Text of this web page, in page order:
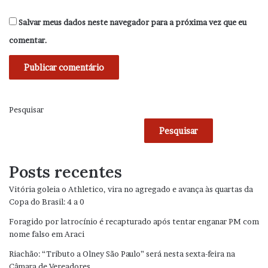
Salvar meus dados neste navegador para a próxima vez que eu
comentar.
Pesquisar
Pesquisar
Posts recentes
Vitória goleia o Athletico, vira no agregado e avança às quartas da
Copa do Brasil: 4 a 0
Foragido por latrocínio é recapturado após tentar enganar PM com
nome falso em Araci
Riachão: “Tributo a Olney São Paulo” será nesta sexta-feira na